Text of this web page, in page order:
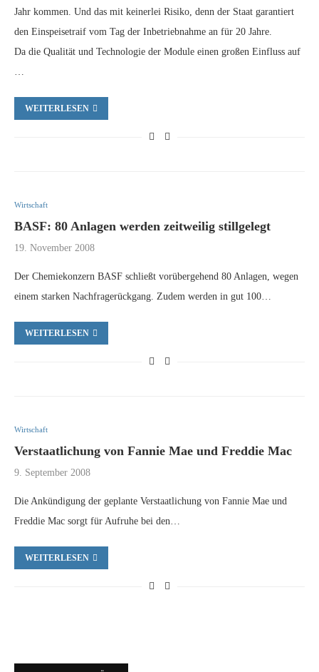
Jahr kommen. Und das mit keinerlei Risiko, denn der Staat garantiert
den Einspeisetraif vom Tag der Inbetriebnahme an für 20 Jahre.
Da die Qualität und Technologie der Module einen großen Einfluss auf
…
WEITERLESEN
Wirtschaft
BASF: 80 Anlagen werden zeitweilig stillgelegt
19. November 2008
Der Chemiekonzern BASF schließt vorübergehend 80 Anlagen, wegen
einem starken Nachfragerückgang. Zudem werden in gut 100…
WEITERLESEN
Wirtschaft
Verstaatlichung von Fannie Mae und Freddie Mac
9. September 2008
Die Ankündigung der geplante Verstaatlichung von Fannie Mae und
Freddie Mac sorgt für Aufruhe bei den…
WEITERLESEN